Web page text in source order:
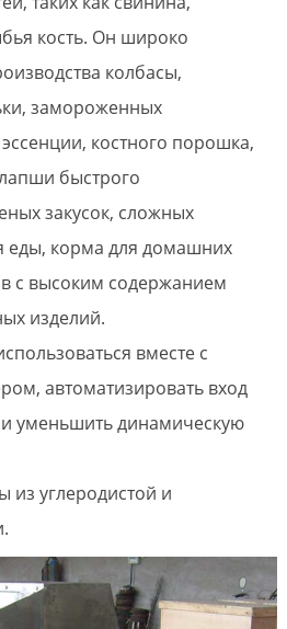
кость. Он широко
колбасы,
замороженных
костного порошка,
быстрого
закусок, сложных
еды, корма для домашних
с высоким содержанием
изделий.
вместе с
автоматизировать вход
уменьшить динамическую
из углеродистой и